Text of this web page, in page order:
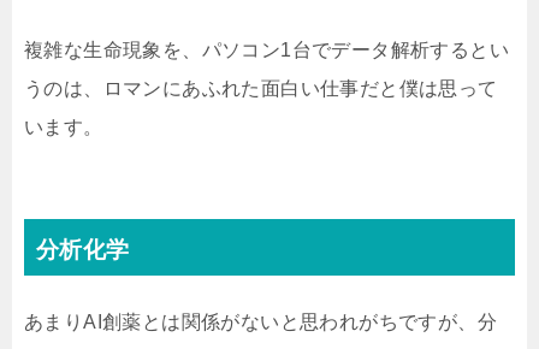
複雑な生命現象を、パソコン1台でデータ解析するとい
うのは、ロマンにあふれた面白い仕事だと僕は思って
います。
分析化学
あまりAI創薬とは関係がないと思われがちですが、分